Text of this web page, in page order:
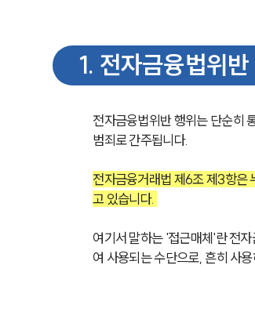
1. 전자금융법위
전자금융법위반 행위는 단순히
범죄로 간주됩니다.
전자금융거래법 제6조 제3항은
고 있습니다.
여기서 말하는 '접근매체'란 전
여 사용되는 수단으로, 흔히 사